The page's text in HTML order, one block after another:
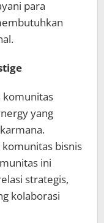
para
komunitas
yang
bisnis
ini
strategis,
kolaborasi